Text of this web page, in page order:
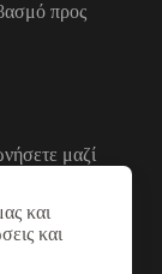
και
και
προς
μαζί